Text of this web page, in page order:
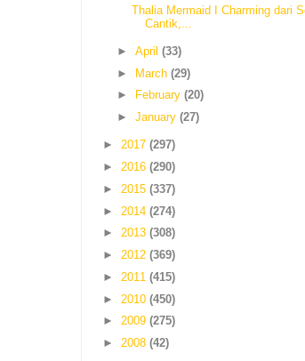
Thalia Mermaid I Charming dari
Cantik,...
► April (33)
► March (29)
►
February (20)
► January (27)
►2017(297)
►2016(290)
► 2015(337)
► 2014(274)
►2013(308)
►2012(369)
► 2011(415)
► 2010(450)
►2009(275)
►2008(42)